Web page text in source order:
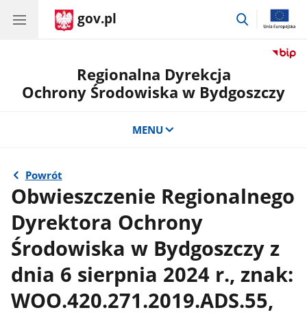
gov.pl
przejdź
Regionalna Dyrekcja
Ochrony Środowiska w Bydgoszczy
MENU
Powrót
Obwieszczenie Regionalnego
Dyrektora Ochrony
Środowiska w Bydgoszczy z
dnia 6 sierpnia 2024 r., znak:
WOO.420.271.2019.ADS.55,